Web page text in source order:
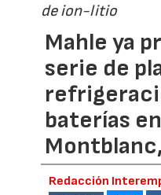
de ion-litio
Mahle ya
serie de
baterías
Redacción